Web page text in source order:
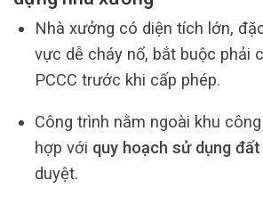
Nhà xưởng có diện tích lớn,
vực dễ cháy nổ, bắt buộc phải
PCCC trước khi cấp phép.
Công trình nằm ngoài khu
hợp với quy hoạch sử dụng đất
duyệt.